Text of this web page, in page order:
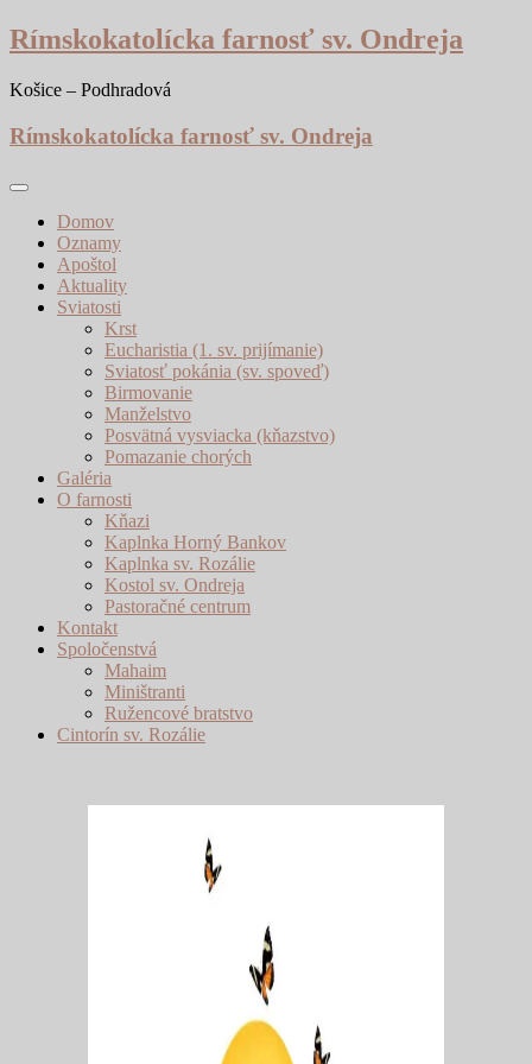
Skip
to
Rímskokatolícka farnosť sv. Ondreja
Košice – Podhradová
Rímskokatolícka farnosť sv. Ondreja
Domov
Oznamy
Apoštol
Aktuality
Sviatosti
Krst
Eucharistia (1. sv. prijímanie)
Sviatosť pokánia (sv. spoveď)
Birmovanie
Manželstvo
Posvätná vysviacka (kňazstvo)
Pomazanie chorých
Galéria
O farnosti
Kňazi
Kaplnka Horný Bankov
Kaplnka sv. Rozálie
Kostol sv. Ondreja
Pastoračné centrum
Kontakt
Spoločenstvá
Mahaim
Miništranti
Ružencové bratstvo
Cintorín sv. Rozálie